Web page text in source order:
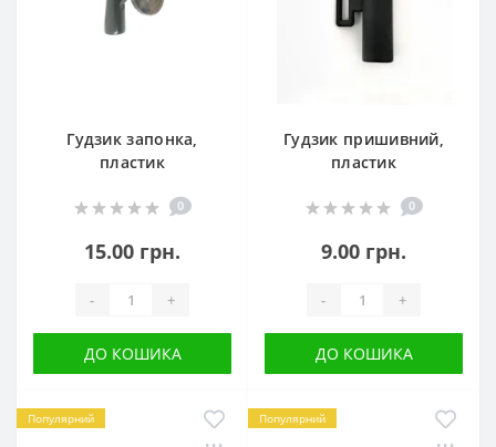
Гудзик запонка,
пластик
0
15.00 грн.
- +
ДО КОШИКА
Гудзик пришивний,
пластик
0
9.00 грн.
- +
ДО КОШИКА
Популярний Популярний